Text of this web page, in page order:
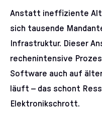
Anstatt ineffiziente
sich tausende
Infrastruktur. Dieser
rechenintensive
Software auch auf
läuft – das schont
Elektronikschrott.